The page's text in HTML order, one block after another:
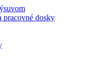
pracovné dosky